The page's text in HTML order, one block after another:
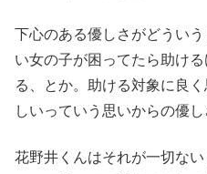
下心のある優しさがどうい
い女の子が困ってたら助け
る、とか。助ける対象に良
しいっていう思いからの優
花野井くんはそれが一切な